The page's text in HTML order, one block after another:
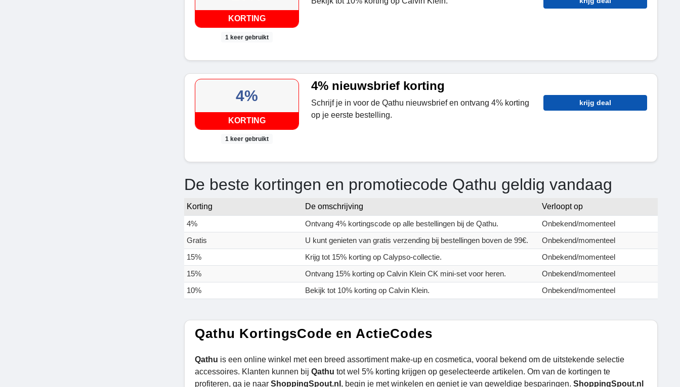
KORTING
1 keer gebruikt
4%
KORTING
1 keer gebruikt
4% nieuwsbrief korting
Schrijf je in voor de Qathu nieuwsbrief en ontvang 4% korting
op je eerste bestelling.
krijg deal
De beste kortingen en promotiecode Qathu geldig vandaag
Korting De omschrijving
Verloopt op
4%
Ontvang 4% kortingscode op alle bestellingen bij de Qathu.
Onbekend/momenteel
Gratis
U kunt genieten van gratis verzending bij bestellingen boven de 99€.
Onbekend/momenteel
15%
Krijg tot 15% korting op Calypso-collectie.
Onbekend/momenteel
15%
Ontvang 15% korting op Calvin Klein CK mini-set voor heren.
Onbekend/momenteel
10%
Bekijk tot 10% korting op Calvin Klein. Onbekend/momenteel
Qathu KortingsCode en ActieCodes
Qathu is een online winkel met een breed assortiment make-up en cosmetica, vooral bekend om de uitstekende selectie
accessoires. Klanten kunnen bij Qathu tot wel 5% korting krijgen op geselecteerde artikelen. Om van de kortingen te
profiteren, ga je naar ShoppingSpout.nl , begin je met winkelen en geniet je van geweldige besparingen. ShoppingSpout.nl